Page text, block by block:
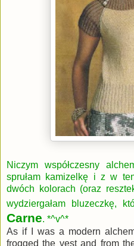
Niczym współczesny
sprułam kamizelkę i z w
dwóch kolorach (oraz
wydziergałam bluzeczkę,
Carne. *^v^*
As if I was a modern
frogged the vest and from